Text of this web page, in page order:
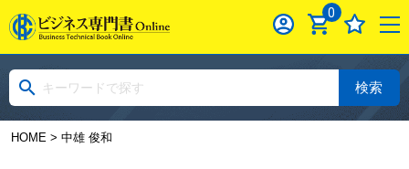
0
検索
HOME> 中雄 俊和